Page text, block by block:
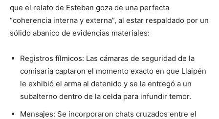
que el relato de Esteban goza de una perfecta
“coherencia interna y externa”, al estar respaldado por un
sólido abanico de evidencias materiales:
Registros fílmicos: Las cámaras de seguridad de la
comisaría captaron el momento exacto en que Llaipén
le exhibió el arma al detenido y se la entregó a un
subalterno dentro de la celda para infundir temor.
Mensajes: Se incorporaron chats cruzados entre el